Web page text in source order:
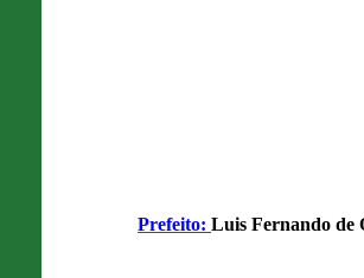
Prefeito: Luis Fernando